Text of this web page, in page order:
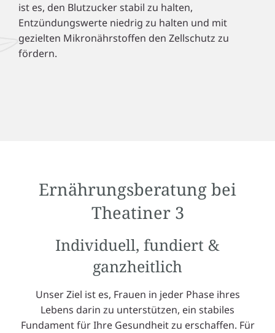
ist es, den Blutzucker stabil zu halten,
Entzündungswerte niedrig zu halten und mit
gezielten Mikronährstoffen den Zellschutz zu
fördern.
Ernährungsberatung bei
Theatiner 3
Individuell, fundiert &
ganzheitlich
Unser Ziel ist es, Frauen in jeder Phase ihres
Lebens darin zu unterstützen, ein stabiles
Fundament für Ihre Gesundheit zu erschaffen. Für